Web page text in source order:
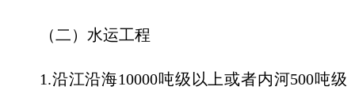
（二）水运工程
1.沿江沿海10000吨级以上或者内河500吨级